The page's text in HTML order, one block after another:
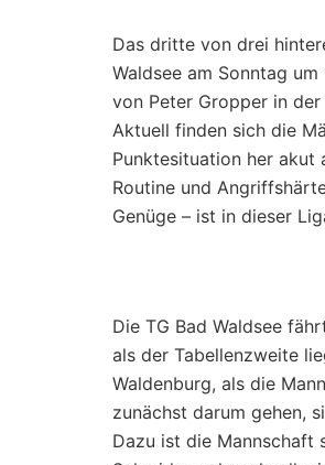
Das dritte von drei
Waldsee am Sonntag
von Peter Gropper in
Aktuell finden sich die
Punktesituation her akut
Routine und
Genüge – ist in dieser
Die TG Bad Waldsee
als der Tabellenzweite
Waldenburg, als die
zunächst darum gehen,
Dazu ist die Mannschaft